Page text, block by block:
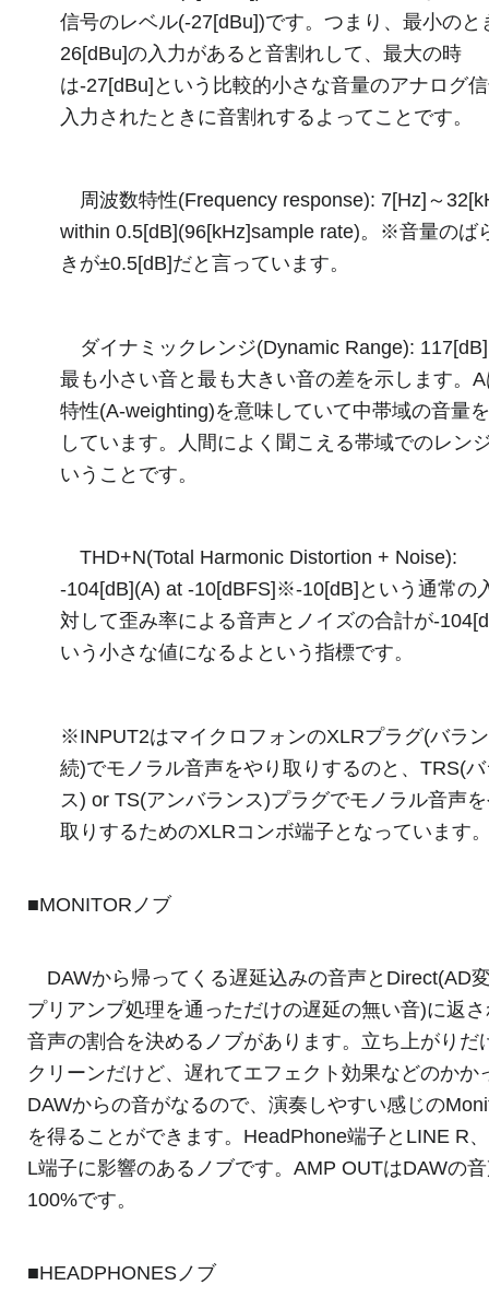
信号のレベル(-27[dBu])です。つまり、最小のと
26[dBu]の入力があると音割れして、最大の時
は-27[dBu]という比較的小さな音量のアナログ
入力されたときに音割れするよってことです。
周波数特性(Frequency response): 7[Hz]～
within 0.5[dB](96[kHz]sample rate)。※音量のば
きが±0.5[dB]だと言っています。
ダイナミックレンジ(Dynamic Range):
最も小さい音と最も大きい音の差を示します。
特性(A-weighting)を意味していて中帯域の音量
しています。人間によく聞こえる帯域でのレン
いうことです。
THD+N(Total Harmonic Distortion + Noise):
-104[dB](A) at -10[dBFS]※-10[dB]という通常の
対して歪み率による音声とノイズの合計が-
いう小さな値になるよという指標です。
※INPUT2はマイクロフォンのXLRプラグ(バラ
続)でモノラル音声をやり取りするのと、TRS(
ス) or TS(アンバランス)プラグでモノラル音声
取りするためのXLRコンボ端子となっています
■MONITORノブ
DAWから帰ってくる遅延込みの音声とDirect(AD
プリアンプ処理を通っただけの遅延の無い音)に返
音声の割合を決めるノブがあります。立ち上がりだ
クリーンだけど、遅れてエフェクト効果などのかか
DAWからの音がなるので、演奏しやすい感じの
を得ることができます。HeadPhone端子とLINE R
L端子に影響のあるノブです。AMP OUTはDAWの
100%です。
■HEADPHONESノブ